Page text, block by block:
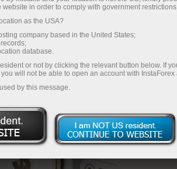
สเปรดและค่า
ดีที่สุดในตลาด รวมถึง
หมาะสมสำหรับการเทรด
นี
ทุกคนสามารถรับโบนัส
จากยอดฝาก และใช้
ากโปรโมชั่นและข้อเสนอ
ะบนทางหลวง
วัญส่วนตัวของคุณ
— เลือกของขวัญมูลค่าสูงสุด
ามเสี่ยง — เรารับประกัน
in order to comply with government
as the USA?
company based in the United States;
database.
or not by clicking the relevant button below. If
will not be able to open an account with InstaForex
by this message.